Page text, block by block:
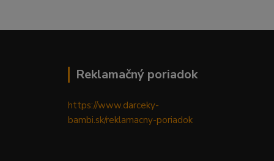
Reklamačný poriadok
https://www.darceky-
bambi.sk/reklamacny-poriadok